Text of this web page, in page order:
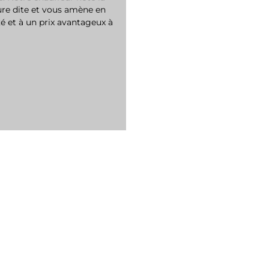
dite et vous amène en
et à un prix avantageux à